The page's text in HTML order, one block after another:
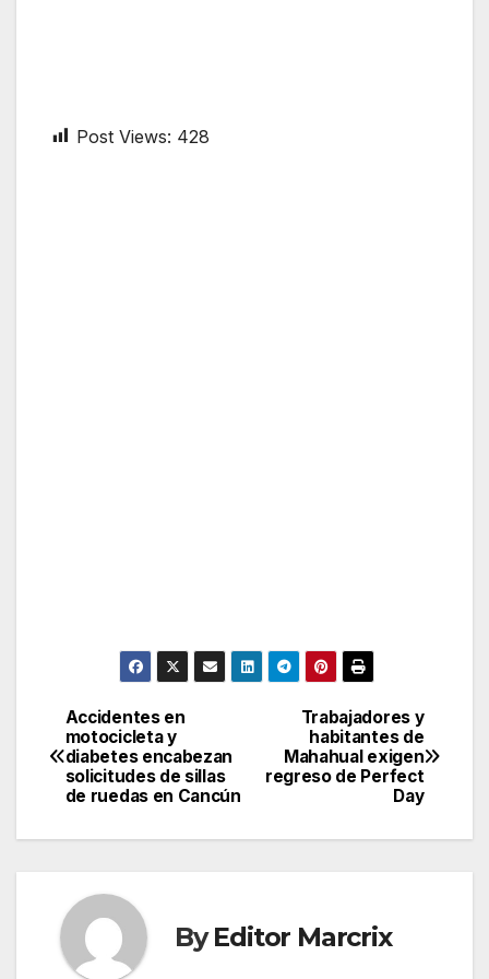
Post Views: 428
Post
navigation
Trabajadores y
habitantes de
Mahahual exigen
regreso de Perfect
Day
Accidentes en
motocicleta y
diabetes encabezan
solicitudes de sillas
de ruedas en Cancún
ByEditor Marcrix